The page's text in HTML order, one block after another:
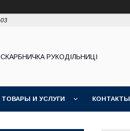
СКАРБНИЧКА РУКОДІЛЬНИЦІ
ТОВАРЫ И УСЛУГИ КОНТАКТЫ